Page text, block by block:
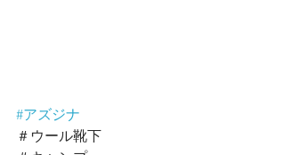
#アズジナ
＃ウール靴下